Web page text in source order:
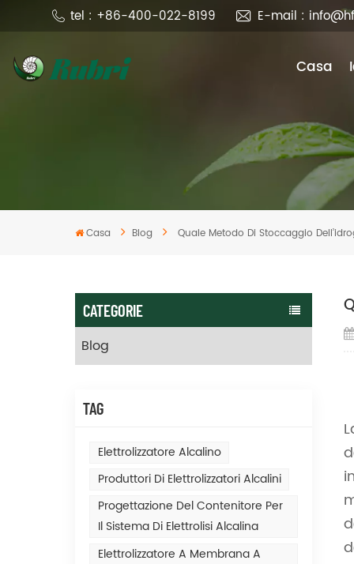
tel : +86-400-022-8199 E-mail :
Casa
Casa Blog Quale Metodo Di Stoccaggio
CATEGORIE
Blog
TAG
Elettrolizzatore Alcalino
Produttori Di Elettrolizzatori Alcalini
Progettazione Del Contenitore Per
Il Sistema Di Elettrolisi Alcalina
Elettrolizzatore A Membrana A